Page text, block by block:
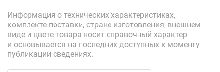
Информация о технических характеристиках,
комплекте поставки, стране изготовления, внешнем
виде и цвете товара носит справочный характер
и основывается на последних доступных к моменту
публикации сведениях.